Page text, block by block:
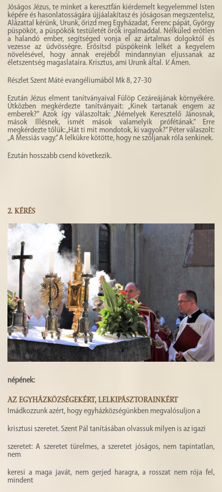
Jóságos Jézus, te minket a keresztfán kiérdemelt kegyelemmel Isten
képére és hasonlatosságára újjáalakítasz és jóságosan megszentelsz,
Alázattal kérünk, Urunk, őrizd meg Egyházadat, Ferenc pápát, György
püspököt, a püspökök testületét örök irgalmaddal. Nélküled erőtlen
a halandó ember, segítséged vonja el az ártalmas dolgoktól és
vezesse az üdvösségre. Erősítsd püspökeink lelkét a kegyelem
növelésével, hogy annak erejéből mindannyian eljussanak az
életszentség magaslataira. Krisztus, ami Urunk által. V.Ámen.
Részlet Szent Máté evangéliumából Mk 8, 27-30
Ezután Jézus elment tanítványaival Fülöp Cezáreájának környékére.
Útközben megkérdezte tanítványait: „Kinek tartanak engem az
emberek?” Azok így válaszoltak: „Némelyek Keresztelő Jánosnak,
mások Illésnek, ismét mások valamelyik prófétának.” Erre
megkérdezte tőlük: „Hát ti mit mondotok, ki vagyok?” Péter válaszolt:
„A Messiás vagy.” A lelkükre kötötte, hogy ne szóljanak róla senkinek.
Ezután hosszabb csend következik.
2.KÉRÉS
népének:
AZ EGYHÁZKÖZSÉGEKÉRT, LELKIPÁSZTORAINKÉRT
Imádkozzunk azért, hogy egyházközségünkben megvalósuljon a
krisztusi szeretet. Szent Pál tanításában olvassuk milyen is az igazi
szeretet: A szeretet türelmes, a szeretet jóságos, nem tapintatlan,
nem
keresi a maga javát, nem gerjed haragra, a rosszat nem rója fel,
mindent